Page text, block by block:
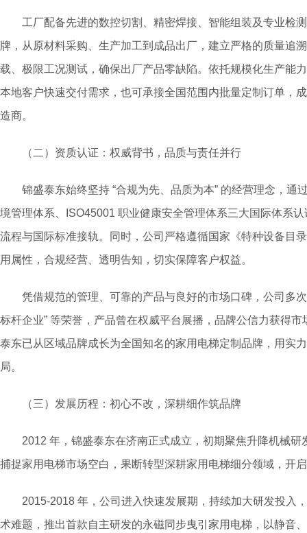
工厂配备先进的数控切割、精密焊接、智能组装及专业检
牌，从原材料采购、生产加工到成品出厂，建立严格的质量追
载、极限工况测试，确保出厂产品零缺陷。依托规模化生产能
本地客户快速交付需求，也可承接全国范围内批量定制订单，
造商。
（二）资质认证：权威背书，品质与责任并行
锦盛泰东始终坚持 “合规为先、品质为本” 的经营理念，通
境管理体系、ISO45001 职业健康安全管理体系三大国际体系
流程与国际标准接轨。同时，公司严格遵循国家《特种设备目
用属性，合规经营、透明告知，切实保障客户权益。
凭借规范的管理、可靠的产品与良好的市场口碑，公司多次
标杆企业” 等荣誉，产品曾在权威平台展播，品牌公信力获得
泰东已从区域品牌成长为全国知名的家用电梯定制品牌，用实
局。
（三）发展历程：初心不改，深耕细作筑品牌
2012 年，锦盛泰东在济南正式成立，初期聚焦升降机械研
捕捉家用电梯市场空白，果断转型深耕家用电梯细分领域，开
2015-2018 年，公司进入快速发展期，持续加大研发投入
术难题，推出首款自主研发的永磁同步曳引家用电梯，以静音